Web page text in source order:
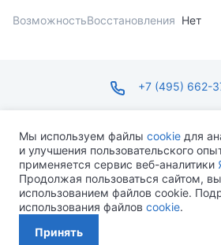
ВозможностьВосстановления Нет
+7 (495) 662-
ПН-ПТ С 09:00 ДО 18:00 СБ-
Мы используем файлы cookie для
и улучшения пользовательского
применяется сервис веб-аналитики
Продолжая пользоваться сайтом,
использованием файлов cookie.
использования файлов cookie.
Принять